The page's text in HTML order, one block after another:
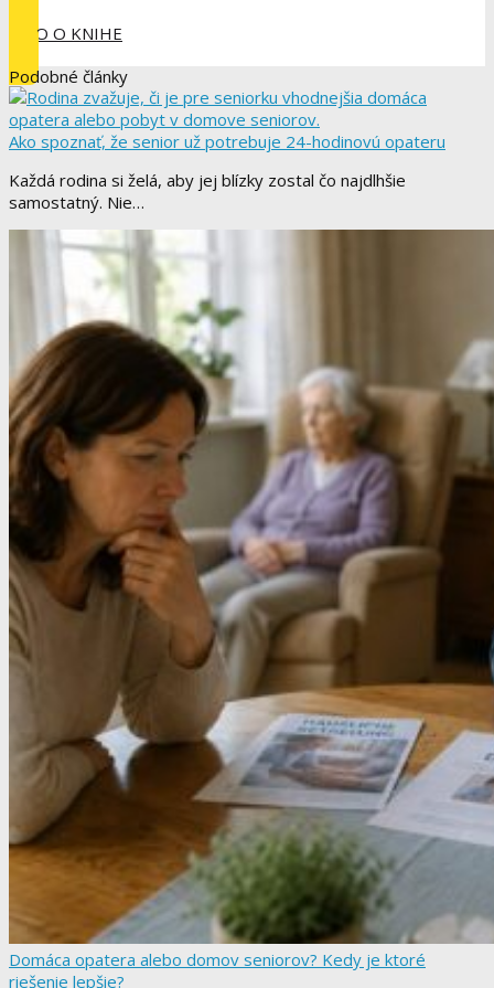
INFO O KNIHE
Podobné články
Ako spoznať, že senior už potrebuje 24-hodinovú opateru
Každá rodina si želá, aby jej blízky zostal čo najdlhšie
samostatný. Nie…
Domáca opatera alebo domov seniorov? Kedy je ktoré
riešenie lepšie?